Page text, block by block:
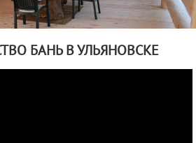
БАНЬ В УЛЬЯНОВСКЕ